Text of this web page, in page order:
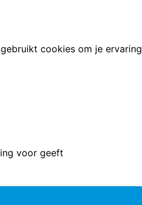
cookies om je ervaring
voor geeft